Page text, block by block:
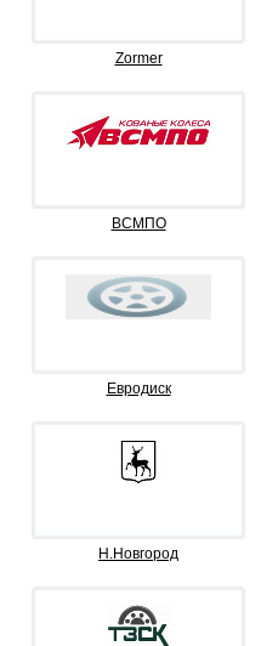
Zormer
ВСМПО
Евродиск
Н.Новгород